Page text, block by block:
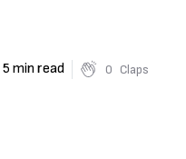
5 min read 0 Claps